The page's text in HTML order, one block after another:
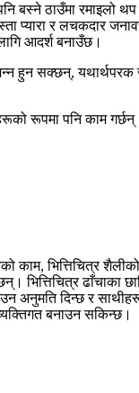
बस्ने ठाउँमा रमाइलो थप
प्यारा र लचकदार
आदर्श बनाउँछ।
हुन सक्छन्,
रूपमा पनि काम
भित्तिचित्र शैलीको
भित्तिचित्र ढाँचाका
दिन्छ र साथीहरू
बनाउन सकिन्छ।